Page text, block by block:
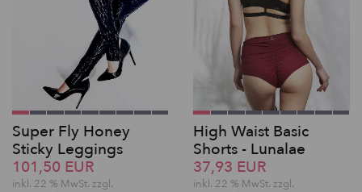
Super Fly Honey
Sticky Leggings
101,50 EUR
inkl. 22 % MwSt. zzgl.
High Waist Basic
Shorts - Lunalae
37,93 EUR
inkl. 22 % MwSt. zzgl.